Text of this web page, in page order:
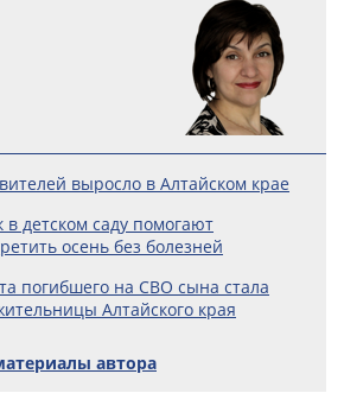
выросло в Алтайском крае
детском саду помогают
осень без болезней
погибшего на СВО сына стала
Алтайского края
автора